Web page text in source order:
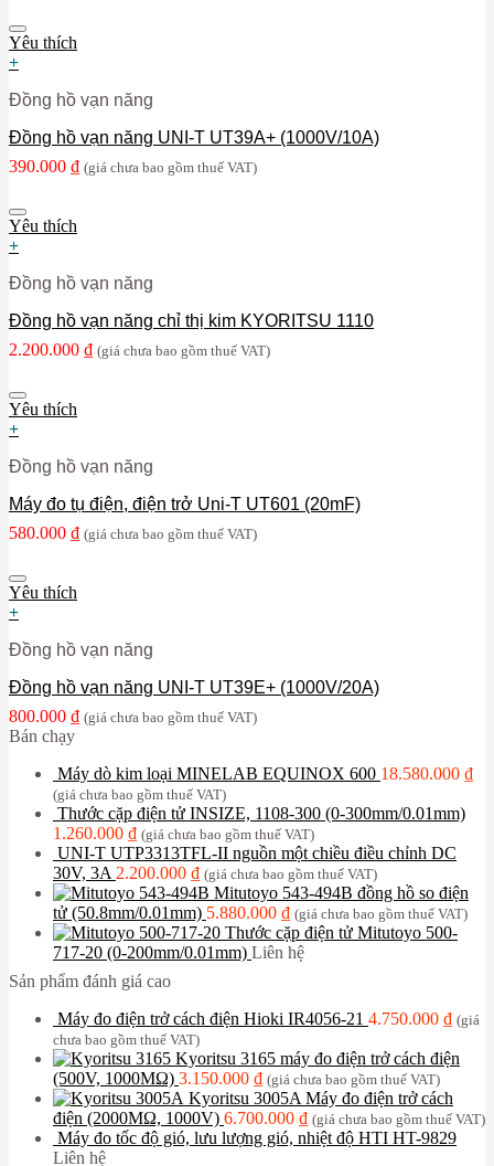
Yêu thích
+
Đồng hồ vạn năng
Đồng hồ vạn năng UNI-T UT39A+ (1000V/10A)
390.000 ₫ (giá chưa bao gồm thuế VAT)
Yêu thích
+
Đồng hồ vạn năng
Đồng hồ vạn năng chỉ thị kim KYORITSU 1110
2.200.000 ₫ (giá chưa bao gồm thuế VAT)
Yêu thích
+
Đồng hồ vạn năng
Máy đo tụ điện, điện trở Uni-T UT601 (20mF)
580.000 ₫ (giá chưa bao gồm thuế VAT)
Yêu thích
+
Đồng hồ vạn năng
Đồng hồ vạn năng UNI-T UT39E+ (1000V/20A)
800.000 ₫ (giá chưa bao gồm thuế VAT)
Bán chạy
Máy dò kim loại MINELAB EQUINOX 600 18.580.000 ₫
(giá chưa bao gồm thuế VAT)
Thước cặp điện tử INSIZE, 1108-300 (0-300mm/0.01mm)
1.260.000 ₫ (giá chưa bao gồm thuế VAT)
UNI-T UTP3313TFL-II nguồn một chiều điều chỉnh DC
30V, 3A 2.200.000 ₫ (giá chưa bao gồm thuế VAT)
Mitutoyo 543-494B đồng hồ so điện
tử (50.8mm/0.01mm) 5.880.000 ₫ (giá chưa bao gồm thuế VAT)
Thước cặp điện tử Mitutoyo 500-
717-20 (0-200mm/0.01mm) Liên hệ
Sản phẩm đánh giá cao
Máy đo điện trở cách điện Hioki IR4056-21 4.750.000 ₫ (giá
chưa bao gồm thuế VAT)
Kyoritsu 3165 máy đo điện trở cách điện
(500V, 1000MΩ) 3.150.000 ₫ (giá chưa bao gồm thuế VAT)
Kyoritsu 3005A Máy đo điện trở cách
điện (2000MΩ, 1000V) 6.700.000 ₫ (giá chưa bao gồm thuế VAT)
Máy đo tốc độ gió, lưu lượng gió, nhiệt độ HTI HT-9829
Liên hệ